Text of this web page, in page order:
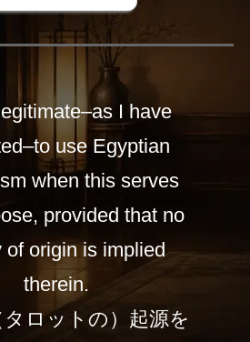
I have
use Egyptian
when this serves
provided that no
of origin is implied
therein.
ロットの）起源を